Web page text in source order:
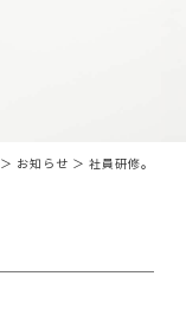
＞ お知らせ ＞ 社員研修。